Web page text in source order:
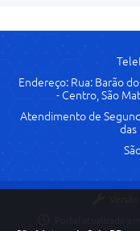
Endereço: Rua: Barão
- Centro, São
Atendimento de